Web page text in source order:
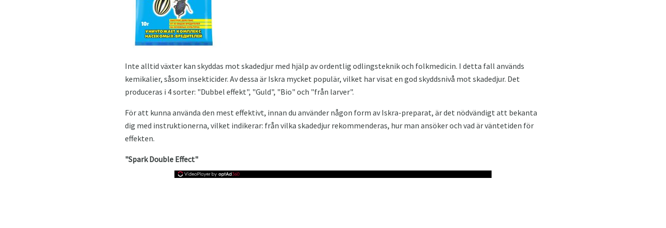
Inte alltid växter kan skyddas mot skadedjur med hjälp av ordentlig odlingsteknik och folkmedicin. I detta fall används
kemikalier, såsom insekticider. Av dessa är Iskra mycket populär, vilket har visat en god skyddsnivå mot skadedjur. Det
produceras i 4 sorter: "Dubbel effekt", "Guld", "Bio" och "från larver".
För att kunna använda den mest effektivt, innan du använder någon form av Iskra-preparat, är det nödvändigt att bekanta
dig med instruktionerna, vilket indikerar: från vilka skadedjur rekommenderas, hur man ansöker och vad är väntetiden för
effekten.
"Spark Double Effect"